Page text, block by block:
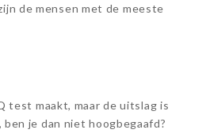
de mensen met de meeste
test maakt, maar de uitslag is
je dan niet hoogbegaafd?